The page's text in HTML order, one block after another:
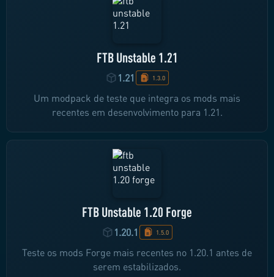
FTB Unstable 1.21
1.21 1.3.0
Um modpack de teste que integra os mods mais
recentes em desenvolvimento para 1.21.
FTB Unstable 1.20 Forge
1.20.1 1.5.0
Teste os mods Forge mais recentes no 1.20.1 antes de
serem estabilizados.